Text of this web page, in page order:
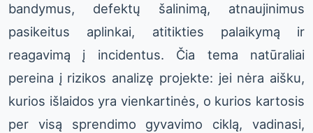
bandymus, defektų šalinimą, atnaujinimus
pasikeitus aplinkai, atitikties palaikymą ir
reagavimą į incidentus. Čia tema natūraliai
pereina į rizikos analizę projekte: jei nėra aišku,
kurios išlaidos yra vienkartinės, o kurios kartosis
per visą sprendimo gyvavimo ciklą, vadinasi,